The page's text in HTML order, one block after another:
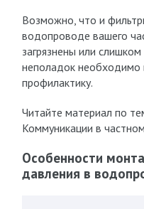
Возможно, что и
водопроводе вашего
загрязнены или
неполадок необходимо
профилактику.
Читайте материал по
Коммуникации в
Особенности
давления в